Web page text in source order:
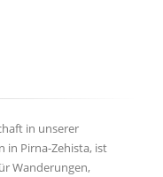
in unserer
in Pirna-Zehista, ist
Wanderungen,